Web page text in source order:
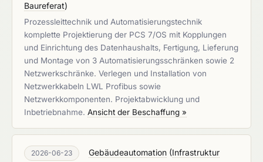
Baureferat)
Prozessleittechnik und Automatisierungstechnik
komplette Projektierung der PCS 7/OS mit Kopplungen
und Einrichtung des Datenhaushalts, Fertigung, Lieferung
und Montage von 3 Automatisierungsschränken sowie 2
Netzwerkschränke. Verlegen und Installation von
Netzwerkkabeln LWL Profibus sowie
Netzwerkkomponenten. Projektabwicklung und
Inbetriebnahme. Ansicht der Beschaffung »
2026-06-23 Gebäudeautomation (Infrastruktur